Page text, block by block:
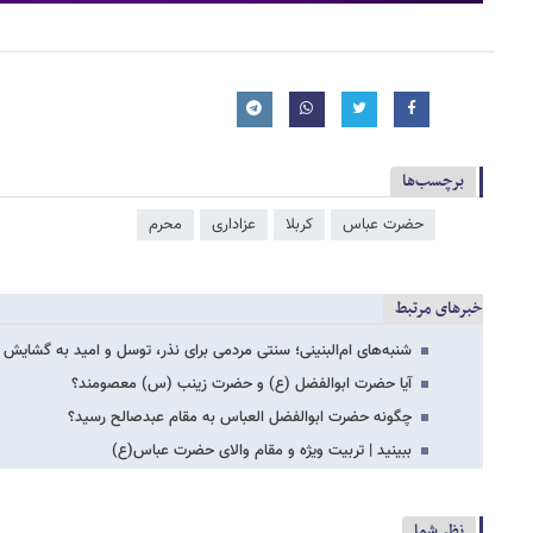
برچسب‌ها
حضرت عباس کربلا عزاداری محرم
خبرهای مرتبط
شنبه‌های ام‌البنینی؛ سنتی مردمی برای نذر، توسل و امید به
آیا حضرت ابوالفضل (ع) و حضرت زینب (س) معصومند؟
چگونه حضرت ابوالفضل العباس به مقام عبدصالح رسید؟
ببینید | تربیت ویژه و مقام والای حضرت عباس(ع)